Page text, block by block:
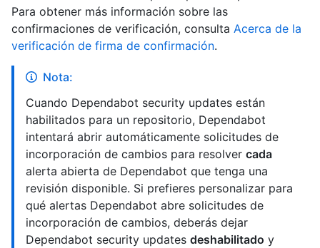
Para obtener más información sobre las
confirmaciones de verificación, consulta Acerca de la
verificación de firma de confirmación.
Nota:
Cuando Dependabot security updates están
habilitados para un repositorio, Dependabot
intentará abrir automáticamente solicitudes de
incorporación de cambios para resolver cada
alerta abierta de Dependabot que tenga una
revisión disponible. Si prefieres personalizar para
qué alertas Dependabot abre solicitudes de
incorporación de cambios, deberás dejar
Dependabot security updates deshabilitado y